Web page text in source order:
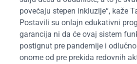
povećaju stepen inkluzije“, kaže
Postavili su onlajn edukativni
garancija ni da će ovaj sistem
postignut pre pandemije i
onome od pre prekida redovnih